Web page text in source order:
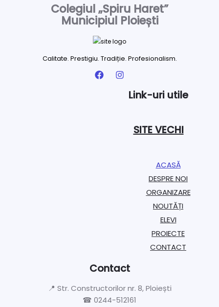
Colegiul „Spiru Haret”
Municipiul Ploiești
Calitate. Prestigiu. Tradiție. Profesionalism.
Link-uri utile
SITE VECHI
ACASĂ
DESPRE NOI
ORGANIZARE​
NOUTĂȚI
ELEVI
PROIECTE​
CONTACT
Contact
📍 Str. Constructorilor nr. 8, Ploiești
☎ 0244-512161